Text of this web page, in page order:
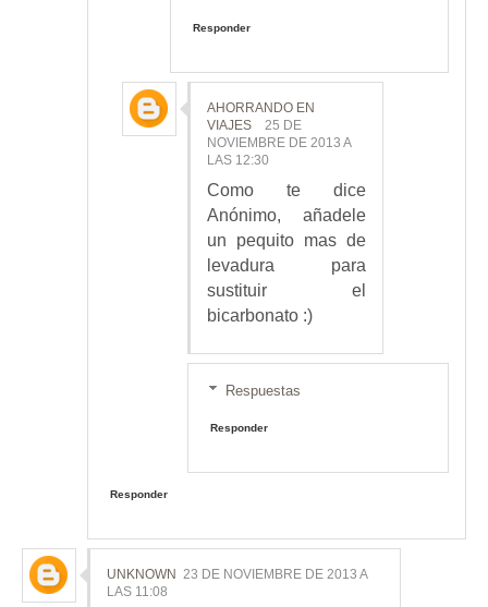
Responder
AHORRANDO EN
VIAJES
25 DE
NOVIEMBRE DE 2013 A
LAS 12:30
Como te dice
Anónimo, añadele
un pequito mas de
levadura para
sustituir el
bicarbonato :)
Respuestas
Responder
Responder
UNKNOWN 23 DE NOVIEMBRE DE 2013 A
LAS 11:08